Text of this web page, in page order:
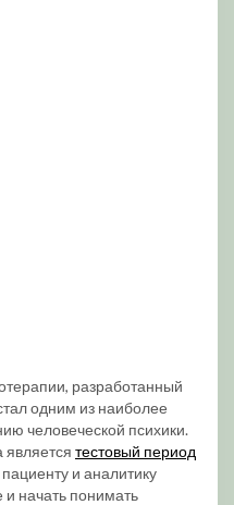
разработанный
одним из наиболее
человеческой психики.
является тестовый период
и аналитику
и начать понимать